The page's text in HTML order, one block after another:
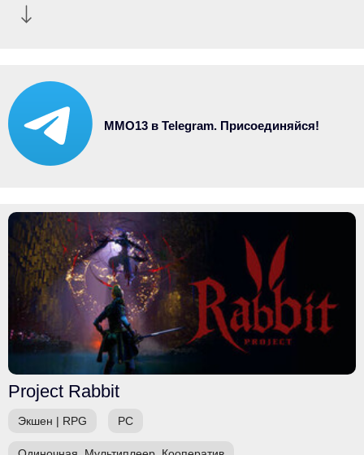
MMO13 в Telegram. Присоединяйся!
Project Rabbit
Экшен | RPG PC